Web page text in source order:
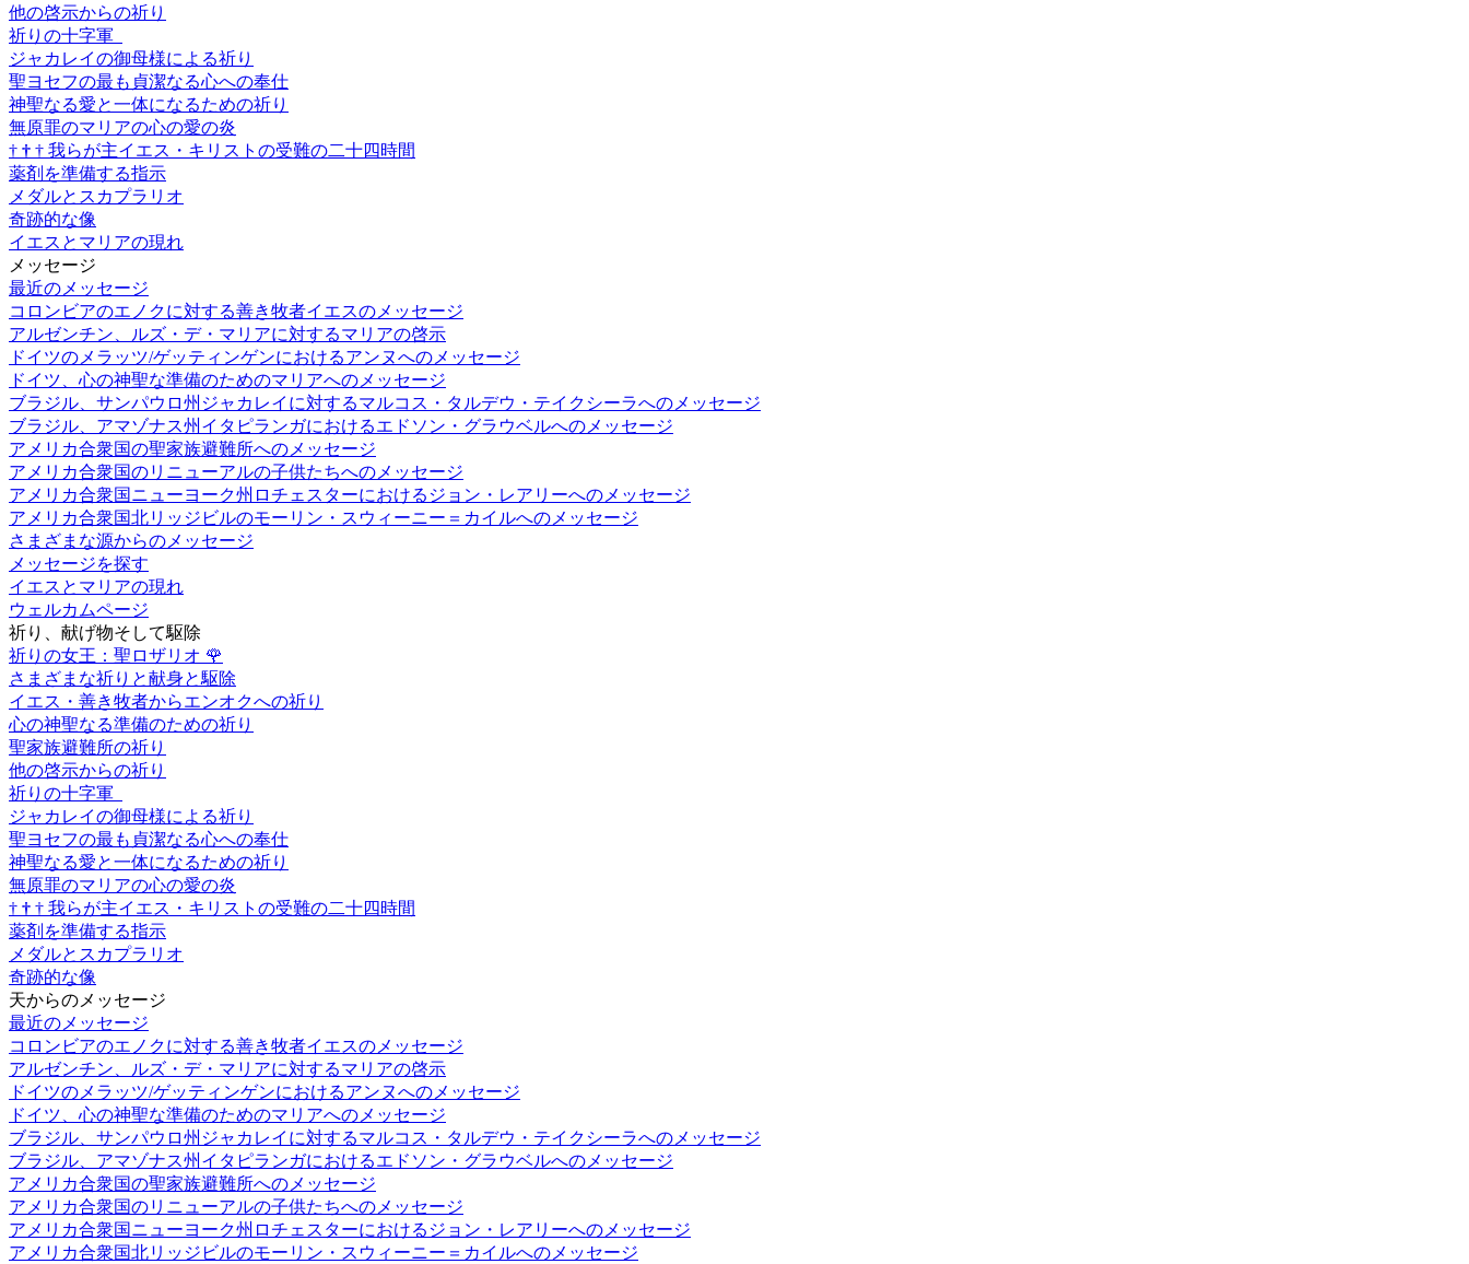
他の啓示からの祈り
祈りの十字軍
ジャカレイの御母様による祈り
聖ヨセフの最も貞潔なる心への奉仕
神聖なる愛と一体になるための祈り
無原罪のマリアの心の愛の炎
† † † 我らが主イエス・キリストの受難の二十四時間
薬剤を準備する指示
メダルとスカプラリオ
奇跡的な像
イエスとマリアの現れ
メッセージ
最近のメッセージ
コロンビアのエノクに対する善き牧者イエスのメッセージ
アルゼンチン、ルズ・デ・マリアに対するマリアの啓示
ドイツのメラッツ/ゲッティンゲンにおけるアンヌへのメッセージ
ドイツ、心の神聖な準備のためのマリアへのメッセージ
ブラジル、サンパウロ州ジャカレイに対するマルコス・タルデウ・テイクシーラへのメッセージ
ブラジル、アマゾナス州イタピランガにおけるエドソン・グラウベルへのメッセージ
アメリカ合衆国の聖家族避難所へのメッセージ
アメリカ合衆国のリニューアルの子供たちへのメッセージ
アメリカ合衆国ニューヨーク州ロチェスターにおけるジョン・レアリーへのメッセージ
アメリカ合衆国北リッジビルのモーリン・スウィーニー＝カイルへのメッセージ
さまざまな源からのメッセージ
メッセージを探す
イエスとマリアの現れ
ウェルカムページ
祈り、献げ物そして駆除
祈りの女王：聖ロザリオ 🌹
さまざまな祈りと献身と駆除
イエス・善き牧者からエンオクへの祈り
心の神聖なる準備のための祈り
聖家族避難所の祈り
他の啓示からの祈り
祈りの十字軍
ジャカレイの御母様による祈り
聖ヨセフの最も貞潔なる心への奉仕
神聖なる愛と一体になるための祈り
無原罪のマリアの心の愛の炎
† † † 我らが主イエス・キリストの受難の二十四時間
薬剤を準備する指示
メダルとスカプラリオ
奇跡的な像
天からのメッセージ
最近のメッセージ
コロンビアのエノクに対する善き牧者イエスのメッセージ
アルゼンチン、ルズ・デ・マリアに対するマリアの啓示
ドイツのメラッツ/ゲッティンゲンにおけるアンヌへのメッセージ
ドイツ、心の神聖な準備のためのマリアへのメッセージ
ブラジル、サンパウロ州ジャカレイに対するマルコス・タルデウ・テイクシーラへのメッセージ
ブラジル、アマゾナス州イタピランガにおけるエドソン・グラウベルへのメッセージ
アメリカ合衆国の聖家族避難所へのメッセージ
アメリカ合衆国のリニューアルの子供たちへのメッセージ
アメリカ合衆国ニューヨーク州ロチェスターにおけるジョン・レアリーへのメッセージ
アメリカ合衆国北リッジビルのモーリン・スウィーニー＝カイルへのメッセージ